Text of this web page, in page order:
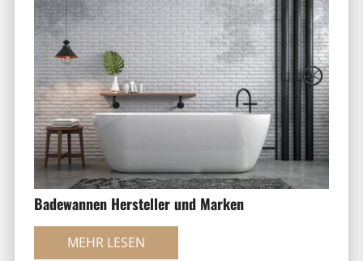
Badewannen Hersteller und Marken
MEHR LESEN